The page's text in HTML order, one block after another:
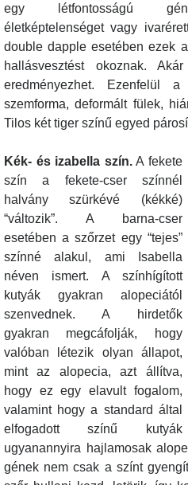
egy létfontosságú
életképtelenséget vagy
double dapple esetében ezek
hallásvesztést okoznak.
eredményezhet. Ezenfelül
szemforma, deformált fülek,
Tilos két tiger színű egyed
Kék- és izabella szín.A fekete
szín a fekete-cser színnél
halvány szürkévé (kékké)
“változik”. A barna-cser
esetében a szőrzet egy “tejes”
színné alakul, ami Isabella
néven ismert. A színhígított
kutyák gyakran alopeciától
szenvednek. A hirdetők
gyakran megcáfolják, hogy
valóban létezik olyan állapot,
mint az alopecia, azt állítva,
hogy ez egy elavult fogalom,
valamint hogy a standard által
elfogadott színű kutyák
ugyanannyira hajlamosak
gének nem csak a színt